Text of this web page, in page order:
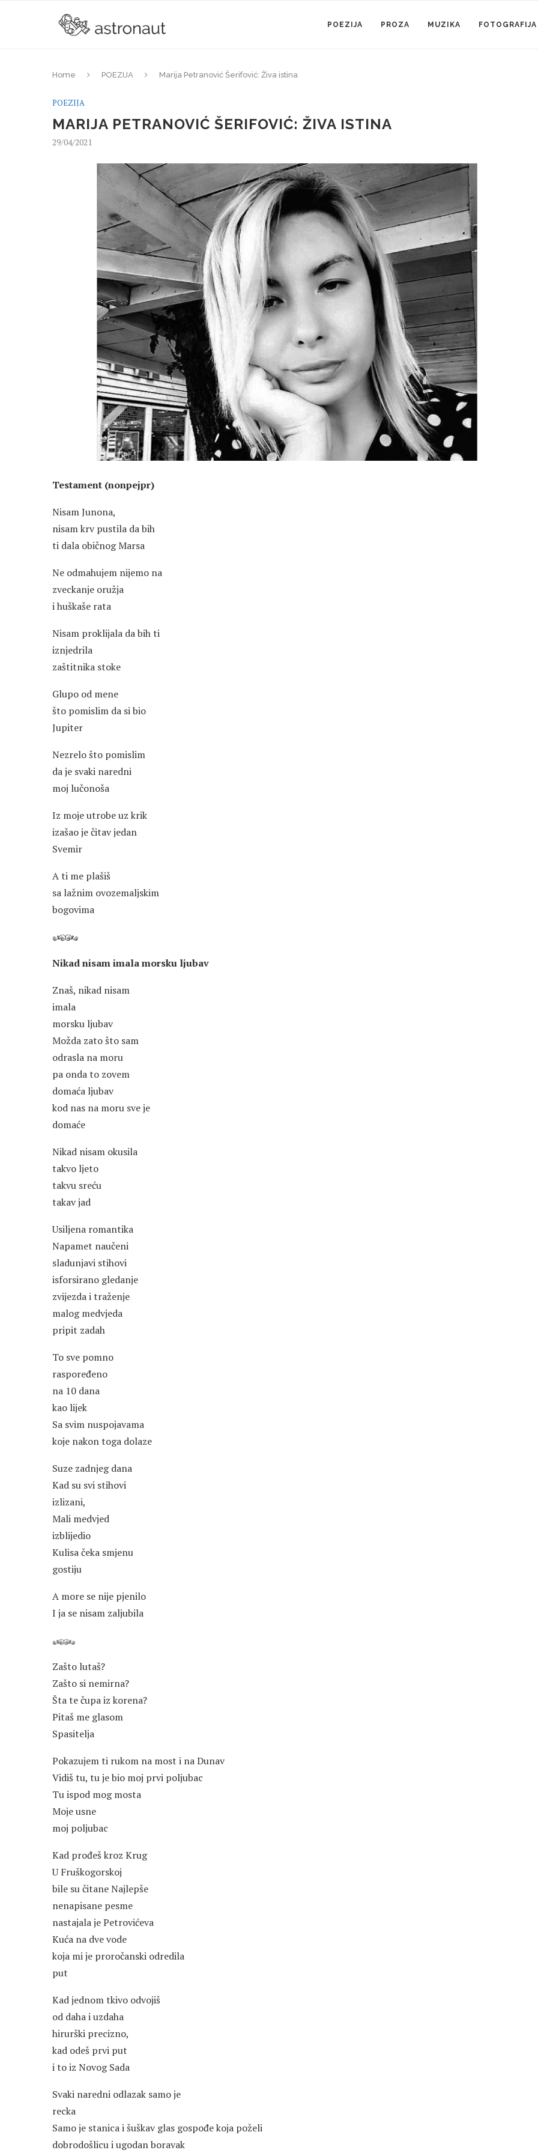
POEZIJA PROZA MUZIKA FOTOGRAFIJA
Home POEZIJA Marija Petranović Šerifović: Živa istina
POEZIJA
MARIJA PETRANOVIĆ ŠERIFOVIĆ: ŽIVA ISTINA
29/04/2021
Testament (nonpejpr)
Nisam Junona,
nisam krv pustila da bih
ti dala običnog Marsa
Ne odmahujem nijemo na
zveckanje oružja
i huškaše rata
Nisam proklijala da bih ti
iznjedrila
zaštitnika stoke
Glupo od mene
što pomislim da si bio
Jupiter
Nezrelo što pomislim
da je svaki naredni
moj lučonoša
Iz moje utrobe uz krik
izašao je čitav jedan
Svemir
A ti me plašiš
sa lažnim ovozemaljskim
bogovima
Nikad nisam imala morsku ljubav
Znaš, nikad nisam
imala
morsku ljubav
Možda zato što sam
odrasla na moru
pa onda to zovem
domaća ljubav
kod nas na moru sve je
domaće
Nikad nisam okusila
takvo ljeto
takvu sreću
takav jad
Usiljena romantika
Napamet naučeni
sladunjavi stihovi
isforsirano gledanje
zvijezda i traženje
malog medvjeda
pripit zadah
To sve pomno
raspoređeno
na 10 dana
kao lijek
Sa svim nuspojavama
koje nakon toga dolaze
Suze zadnjeg dana
Kad su svi stihovi
izlizani,
Mali medvjed
izblijedio
Kulisa čeka smjenu
gostiju
A more se nije pjenilo
I ja se nisam zaljubila
Zašto lutaš?
Zašto si nemirna?
Šta te čupa iz korena?
Pitaš me glasom
Spasitelja
Pokazujem ti rukom na most i na Dunav
Vidiš tu, tu je bio moj prvi poljubac
Tu ispod mog mosta
Moje usne
moj poljubac
Kad prođeš kroz Krug
U Fruškogorskoj
bile su čitane Najlepše
nenapisane pesme
nastajala je Petrovićeva
Kuća na dve vode
koja mi je proročanski odredila
put
Kad jednom tkivo odvojiš
od daha i uzdaha
hirurški precizno,
kad odeš prvi put
i to iz Novog Sada
Svaki naredni odlazak samo je
recka
Samo je stanica i šuškav glas gospođe koja poželi
dobrodošlicu i ugodan boravak